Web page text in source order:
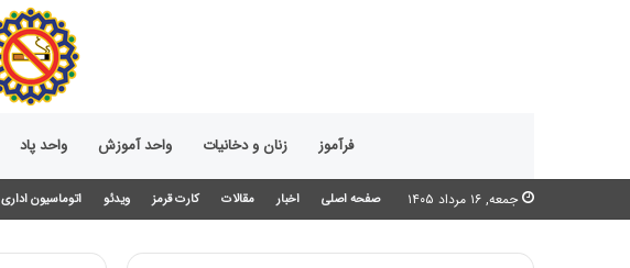
فرآموز زنان و دخانیات واحد آموزش واحد پاد
جمعه, ۱۶ مرداد ۱۴۰۵ صفحه اصلی اخبار مقالات کارت قرمز ویدئو اتوماسیون اداری